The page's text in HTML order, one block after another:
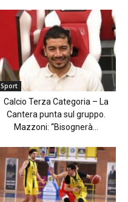
Sport
Calcio Terza Categoria – La
Cantera punta sul gruppo.
Mazzoni: “Bisognerà...